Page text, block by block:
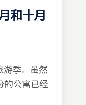
和十月
游季。虽然
的公寓已经